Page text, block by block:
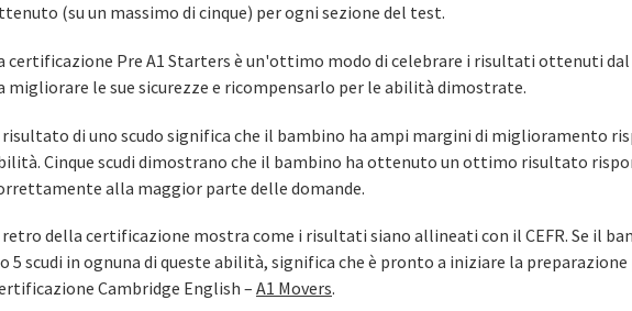
(su un massimo di cinque) per ogni sezione del test.
certificazione Pre A1 Starters è un'ottimo modo di celebrare i risultati ottenuti
migliorare le sue sicurezze e ricompensarlo per le abilità dimostrate.
di uno scudo significa che il bambino ha ampi margini di miglioramento
Cinque scudi dimostrano che il bambino ha ottenuto un ottimo risultato
alla maggior parte delle domande.
della certificazione mostra come i risultati siano allineati con il CEFR. Se il
5 scudi in ognuna di queste abilità, significa che è pronto a iniziare la preparazione
Cambridge English – A1 Movers.